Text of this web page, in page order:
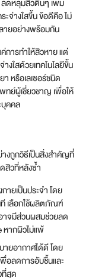
ายอากาศได้ดี โดย
อลดการอับชื้นและ
ด
โลชั่น ครีมกันแดด ที่
(ไม่ก่อ
อาจไหลลงมาสัมผัส
ความเสี่ยงต่อการ
าเช็ดตัวอย่าง
รสะพายกระเป๋าเป้
ทำเลเซอร์ที่ทำให้
ออกกำลังกาย การ
าย